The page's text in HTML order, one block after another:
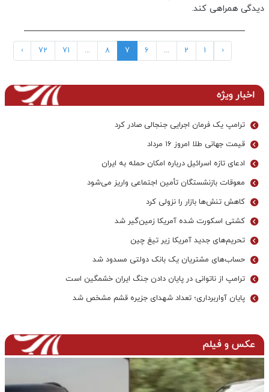
دیدگی همراهی کند.
‹
1
2
...
6
7
8
...
71
72
›
اخبار ویژه
ترامپ یک فرمان اجرایی جنجالی صادر کرد
قیمت جهانی طلا امروز ۱۶ مرداد
ادعای تازه اسرائیل درباره امکان حمله به ایران
معوقات بازنشستگان تأمین اجتماعی واریز می‌شود
کاهش تنش‌ها بازار را نزولی کرد
کشتی اسکورت شده آمریکا زمین‌گیر شد
تحریم‌های جدید آمریکا زیر تیغ چین
حساب‌های مشتریان یک بانک‌ دولتی مسدود شد
ترامپ از ناتوانی در پایان دادن جنگ ایران خشمگین است
پایان آواربرداری؛ تعداد شهدای جزیره قشم مشخص شد
عکس و فیلم